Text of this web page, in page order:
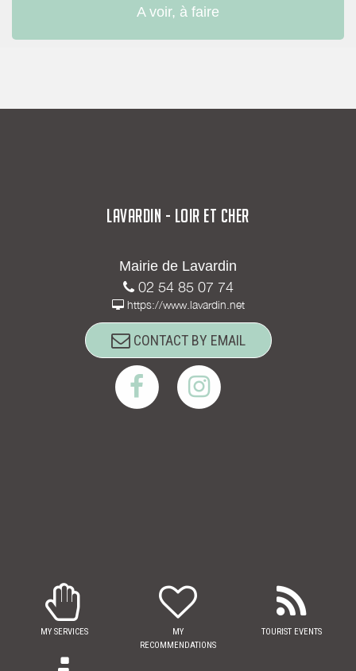
A voir, à faire
LAVARDIN - LOIR ET CHER
Mairie de Lavardin
02 54 85 07 74
https://www.lavardin.net
CONTACT BY EMAIL
MY SERVICES
MY
RECOMMENDATIONS
TOURIST EVENTS